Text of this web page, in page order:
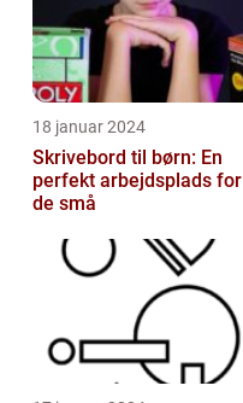
18 januar 2024
Skrivebord til børn: En
perfekt arbejdsplads for
de små